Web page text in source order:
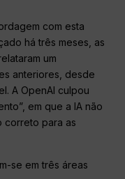
com esta
há três meses, as
um
anteriores, desde
A OpenAI culpou
em que a IA não
correto para as
se em três áreas